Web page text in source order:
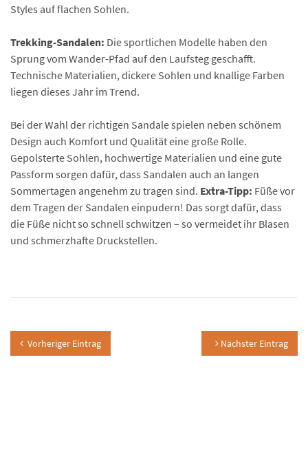
Styles auf flachen Sohlen.
Trekking-Sandalen: Die sportlichen Modelle haben den
Sprung vom Wander-Pfad auf den Laufsteg geschafft.
Technische Materialien, dickere Sohlen und knallige Farben
liegen dieses Jahr im Trend.
Bei der Wahl der richtigen Sandale spielen neben schönem
Design auch Komfort und Qualität eine große Rolle.
Gepolsterte Sohlen, hochwertige Materialien und eine gute
Passform sorgen dafür, dass Sandalen auch an langen
Sommertagen angenehm zu tragen sind. Extra-Tipp: Füße vor
dem Tragen der Sandalen einpudern! Das sorgt dafür, dass
die Füße nicht so schnell schwitzen – so vermeidet ihr Blasen
und schmerzhafte Druckstellen.
Vorheriger Eintrag Nächster Eintrag